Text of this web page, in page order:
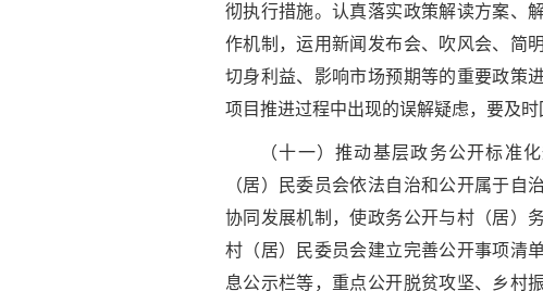
彻执行措施。认真落实政策解读方案、
作机制，运用新闻发布会、吹风会、简
切身利益、影响市场预期等的重要政策
项目推进过程中出现的误解疑虑，要及时
（十一）推动基层政务公开标准
（居）民委员会依法自治和公开属于
协同发展机制，使政务公开与村（居）
村（居）民委员会建立完善公开事项清
息公示栏等，重点公开脱贫攻坚、乡村